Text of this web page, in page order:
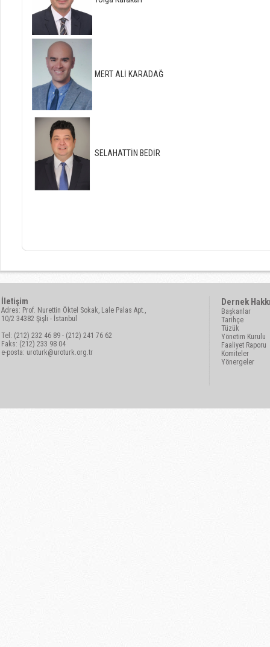
MERT ALİ KARADAĞ
SELAHATTİN BEDİR
İletişim
Adres: Prof. Nurettin Öktel Sokak, Lale Palas Apt.,
10/2 34382 Şişli - İstanbul
Tel: (212) 232 46 89 - (212) 241 76 62
Faks: (212) 233 98 04
e-posta: uroturk@uroturk.org.tr
Dernek
Başkanlar
Tarihçe
Tüzük
Yönetim Kurulu
Faaliyet Raporu
Komiteler
Yönergeler